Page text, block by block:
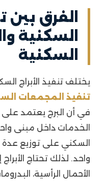
الفرق بين
السكنية
السكنية
يختلف تنفيذ الأبراج
تنفيذ المجمعات
في أن البرج يعتمد
الخدمات داخل مبنى
السكني على توزيع
واحد. لذلك تحتاج
الأحمال الرأسية،